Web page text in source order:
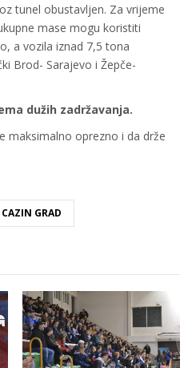
tunel obustavljen. Za vrijeme
mase mogu koristiti
a vozila iznad 7,5 tona
Brod- Sarajevo i Žepče-
dužih zadržavanja.
maksimalno oprezno i da drže
CAZIN GRAD